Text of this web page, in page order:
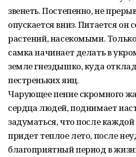
звенеть. Постепенно, не
опускается вниз. Питается он
растений, насекомыми.
самка начинает делать в
земле гнездышко, куда
пестреньких яиц.
Чарующее пение скромного
сердца людей, поднимает
задуматься, что после
придет теплое лето, после
благоприятный период в